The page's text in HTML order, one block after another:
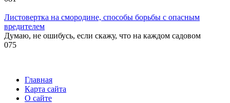
Листовертка на смородине, способы борьбы с опасным
вредителем
Думаю, не ошибусь, если скажу, что на каждом садовом
075
Главная
Карта сайта
О сайте